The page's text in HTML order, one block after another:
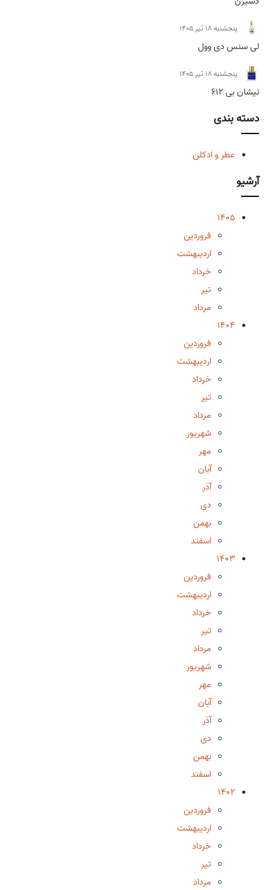
پنجشنبه 18 تیر 1405
لی سنس دی وول
پنجشنبه 18 تیر 1405
نیشان بی 612
دسته بندی
عطر و ادکلن
آرشیو
1405
فروردین
اردیبهشت
خرداد
تیر
مرداد
1404
فروردین
اردیبهشت
خرداد
تیر
مرداد
شهریور
مهر
آبان
آذر
دی
بهمن
اسفند
1403
فروردین
اردیبهشت
خرداد
تیر
مرداد
شهریور
مهر
آبان
آذر
دی
بهمن
اسفند
1402
فروردین
اردیبهشت
خرداد
تیر
مرداد